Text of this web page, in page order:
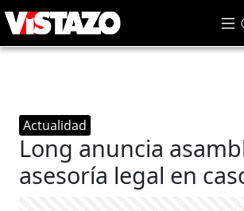
Actualidad
Long anuncia
asesoría legal en